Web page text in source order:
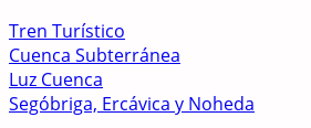
Tren Turístico
Cuenca Subterránea
Luz Cuenca
Segóbriga, Ercávica y Noheda